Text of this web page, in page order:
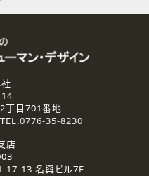
絡のために利用いたしま
答するために利用いたし
ルのいずれかの方法とい
の規定に従う場合を除き、
準を満たした委託先に、個
丁目701番地
0776-35-8230
店
17-13 名興ビル7F